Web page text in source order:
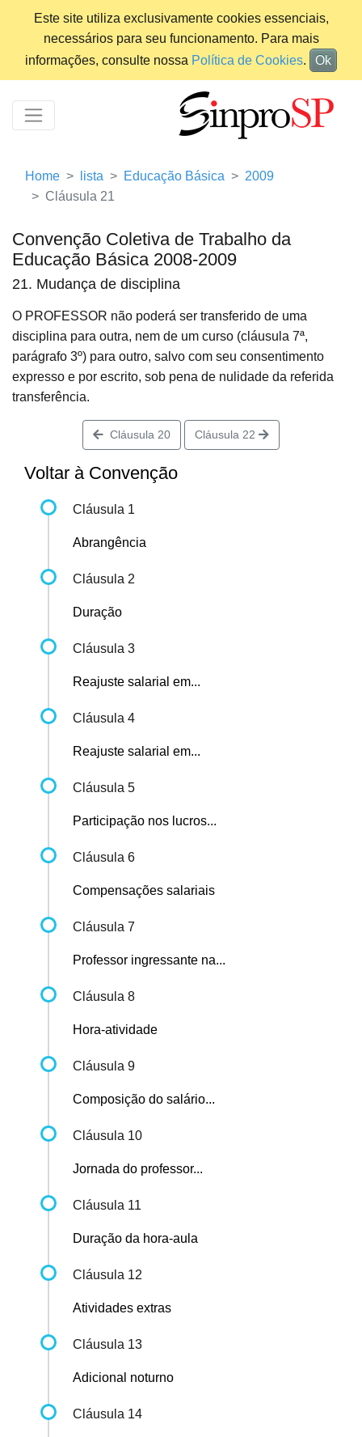
Este site utiliza exclusivamente cookies essenciais,
necessários para seu funcionamento. Para mais
informações, consulte nossa Política de Cookies. Ok
Home lista Educação Básica
2009
Cláusula 21
Convenção Coletiva de Trabalho da
Educação Básica 2008-2009
21. Mudança de disciplina
O PROFESSOR não poderá ser transferido de uma
disciplina para outra, nem de um curso (cláusula 7ª,
parágrafo 3º) para outro, salvo com seu consentimento
expresso e por escrito, sob pena de nulidade da referida
transferência.
Cláusula 20 Cláusula 22
Voltar à Convenção
Cláusula 1
Abrangência
Cláusula 2
Duração
Cláusula 3
Reajuste salarial em...
Cláusula 4
Reajuste salarial em...
Cláusula 5
Participação nos lucros...
Cláusula 6
Compensações salariais
Cláusula 7
Professor ingressante na...
Cláusula 8
Hora-atividade
Cláusula 9
Composição do salário...
Cláusula 10
Jornada do professor...
Cláusula 11
Duração da hora-aula
Cláusula 12
Atividades extras
Cláusula 13
Adicional noturno
Cláusula 14